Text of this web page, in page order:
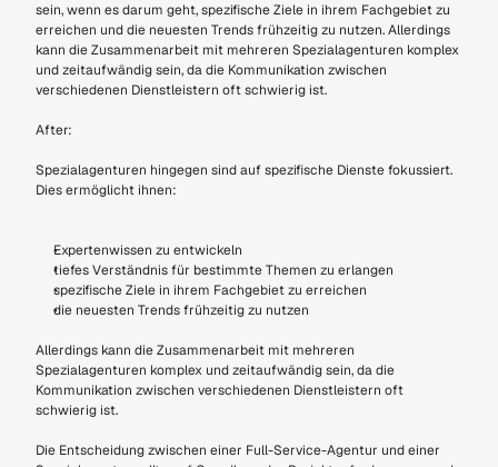
sein, wenn es darum geht, spezifische Ziele in ihrem Fachgebiet zu
erreichen und die neuesten Trends frühzeitig zu nutzen. Allerdings
kann die Zusammenarbeit mit mehreren Spezialagenturen komplex
und zeitaufwändig sein, da die Kommunikation zwischen
verschiedenen Dienstleistern oft schwierig ist.
After:
Spezialagenturen hingegen sind auf spezifische Dienste fokussiert.
Dies ermöglicht ihnen:
Expertenwissen zu entwickeln
tiefes Verständnis für bestimmte Themen zu erlangen
spezifische Ziele in ihrem Fachgebiet zu erreichen
die neuesten Trends frühzeitig zu nutzen
Allerdings kann die Zusammenarbeit mit mehreren
Spezialagenturen komplex und zeitaufwändig sein, da die
Kommunikation zwischen verschiedenen Dienstleistern oft
schwierig ist.
Die Entscheidung zwischen einer Full-Service-Agentur und einer